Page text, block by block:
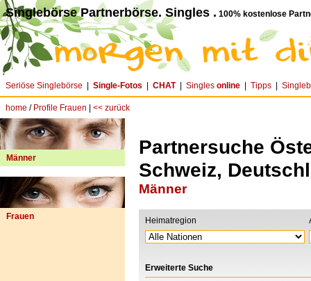
Singlebörse Partnerbörse. Singles . 100% kostenlose
Seriöse Singlebörse Single-Fotos CHAT| Singles online Tipps
home / Profile Frauen << zurück
Männer
Frauen
Partnersuche
Schweiz,
Männer
Heimatregion
Erweiterte Suche